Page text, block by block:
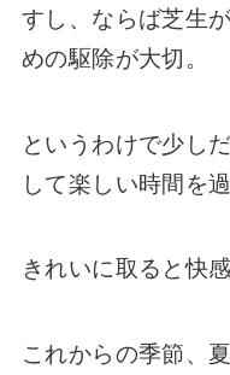
すし、ならば芝生
めの駆除が大切。
というわけで少し
して楽しい時間を
きれいに取ると快
これからの季節、